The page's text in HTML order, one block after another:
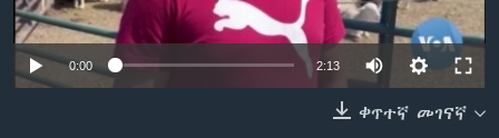
ቋንቋዎች
0:00 2:13
ቀጥተኛ መገናኛ